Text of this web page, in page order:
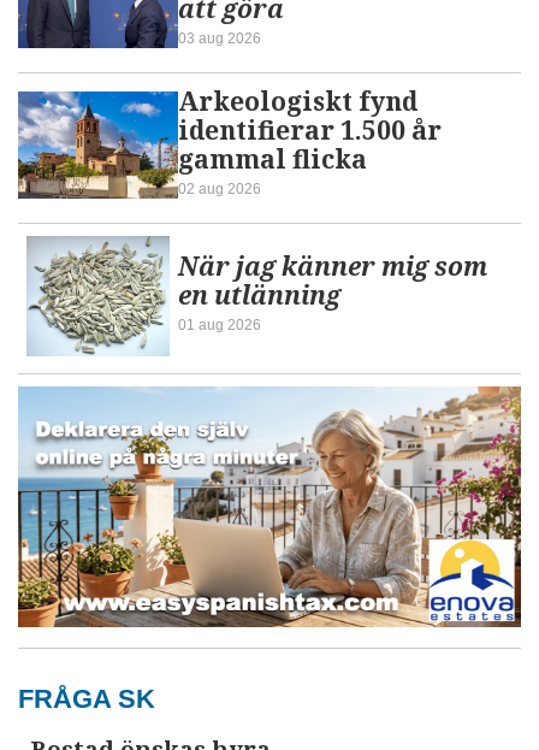
att göra
03 aug 2026
Arkeologiskt fynd
identifierar 1.500 år
gammal flicka
02 aug 2026
När jag känner mig som
en utlänning
01 aug 2026
FRÅGA SK